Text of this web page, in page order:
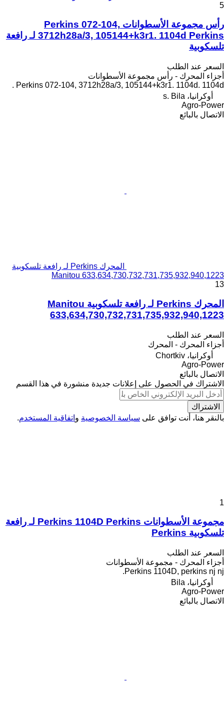
5
رأس مجموعة الأسطوانات Perkins 072-104,
3712h28a/3, 105144+k3r1. 1104d Perkins لـ رافعة
تلسكوبية
السعر عند الطلب
أجزاء المحرك - رأس مجموعة الأسطوانات
Perkins 072-104, 3712h28a/3, 105144+k3r1. 1104d. 1104d .
أوكرانيا، s. Bila
Agro-Power
الاتصال بالبائع
المحرك Perkins لـ رافعة تلسكوبية
Manitou 633,634,730,732,731,735,932,940,1223
13
المحرك Perkins لـ رافعة تلسكوبية Manitou
633,634,730,732,731,735,932,940,1223
السعر عند الطلب
أجزاء المحرك - المحرك
أوكرانيا، Chortkiv
Agro-Power
الاتصال بالبائع
الاشتراك في الحصول على إعلانات جديدة منشورة في هذا القسم
الاشتراك
بالنقر هنا، أنت توافق على سياسة الخصوصية و اتفاقية المستخدم.
1
مجموعة الأسطوانات Perkins 1104D Perkins لـ رافعة
تلسكوبية Perkins
السعر عند الطلب
أجزاء المحرك - مجموعة الأسطوانات
Perkins 1104D, perkins nj nj.
أوكرانيا، Bila
Agro-Power
الاتصال بالبائع